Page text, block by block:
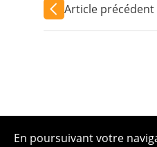
Article précédent
En poursuivant votre